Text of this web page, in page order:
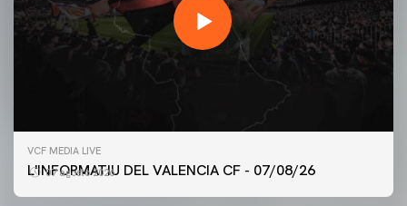
VCF MEDIA LIVE
L'INFORMATIU DEL VALENCIA CF - 07/08/26
07 agosto 2026
PRIMER EQUIP
ENTRENAMENT DEL VALENCIA CF 7/8/2026